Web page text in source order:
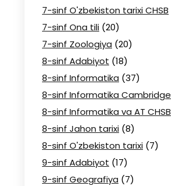
7-sinf O'zbekiston tarixi CHSB
7-sinf Ona tili (20)
7-sinf Zoologiya (20)
8-sinf Adabiyot (18)
8-sinf Informatika (37)
8-sinf Informatika Cambridge
8-sinf Informatika va AT CHSB
8-sinf Jahon tarixi (8)
8-sinf O'zbekiston tarixi (7)
9-sinf Adabiyot (17)
9-sinf Geografiya (7)